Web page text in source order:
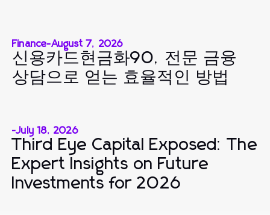
Finance-August 7, 2026
신용카드현금화90, 전문 금융
상담으로 얻는 효율적인 방법
-July 18, 2026
Third Eye Capital Exposed: The
Expert Insights on Future
Investments for 2026